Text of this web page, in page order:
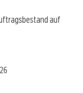
auf